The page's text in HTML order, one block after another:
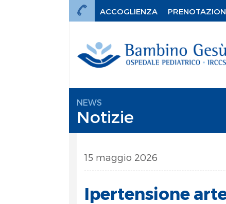
ACCOGLIENZA
NEWS
Notizie
15 maggio 2026
Ipertensione